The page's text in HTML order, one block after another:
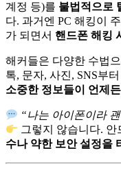
계정 등)를 불법적으로
다. 과거엔 PC 해킹이
가 되면서 핸드폰 해킹
해커들은 다양한 수법
톡, 문자, 사진, SNS부
소중한 정보들이 언제
“나는 아이폰이라
그렇지 않습니다.
수나 약한 보안 설정을